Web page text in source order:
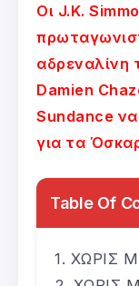
Οι J.K.
αδρεναλίνη
Damien
Sundance
για τα
Table Of
ΧΩΡΙΣ